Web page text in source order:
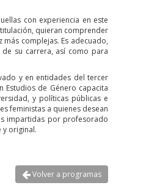
con experiencia en este
quieran comprender
complejas. Es adecuado,
su carrera, así como para
y en entidades del tercer
de Género capacita
y políticas públicas e
feministas a quienes desean
impartidas por profesorado
y original.
Volver a programas